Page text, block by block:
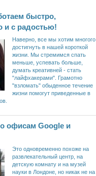
быстро,
и с радостью!
Наверно, все мы хотим многого
достигнуть в нашей короткой
жизни. Мы стремимся спать
меньше, успевать больше,
думать креативней - стать
"лайфхакерами". Грамотно
"взломать" обыденное течение
жизни помогут приведенные в
офисам Google и
Это одновременно похоже на
развлекательный центр, на
детскую комнату и на музей
науки в Лондоне, но никак не на